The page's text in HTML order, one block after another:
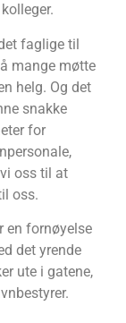
faglige til
mange møtte
helg. Og det
snakke
for
oss til at
oss.
en fornøyelse
det yrende
ute i gatene,